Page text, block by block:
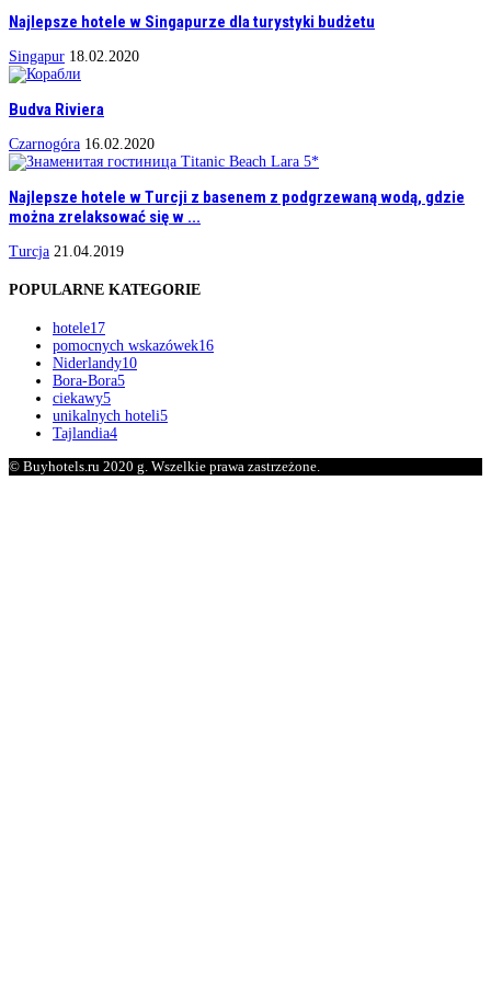
Najlepsze hotele w Singapurze dla turystyki budżetu
Singapur 18.02.2020
Budva Riviera
Czarnogóra 16.02.2020
Najlepsze hotele w Turcji z basenem z podgrzewaną wodą, gdzie
można zrelaksować się w ...
Turcja 21.04.2019
POPULARNE KATEGORIE
hotele17
pomocnych wskazówek16
Niderlandy10
Bora-Bora5
ciekawy5
unikalnych hoteli5
Tajlandia4
© Buyhotels.ru 2020 g. Wszelkie prawa zastrzeżone.